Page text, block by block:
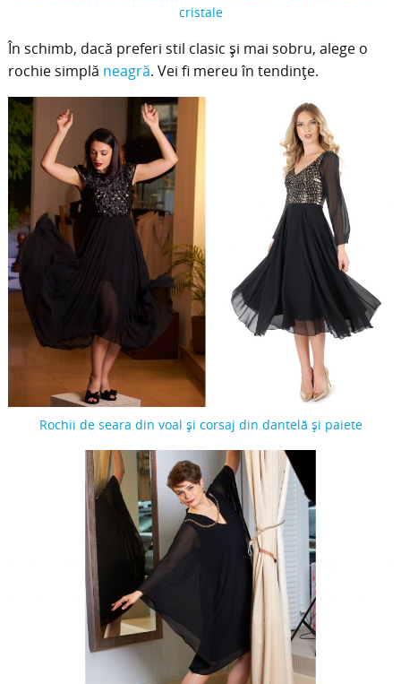
cristale
În schimb, dacă preferi stil clasic și mai sobru, alege o
rochie simplă neagră. Vei fi mereu în tendințe.
Rochii de seara din voal și corsaj din dantelă și paiete